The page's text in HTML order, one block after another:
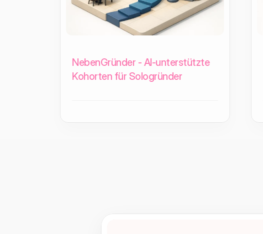
NebenGründer - AI-unterstützte
Kohorten für Sologründer